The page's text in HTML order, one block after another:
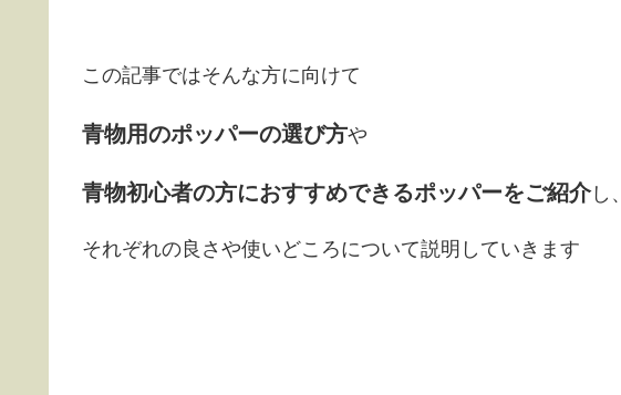
この記事ではそんな方に向けて
青物用のポッパーの選び方や
青物初心者の方におすすめできるポッパーをご紹介し、
それぞれの良さや使いどころについて説明していきます